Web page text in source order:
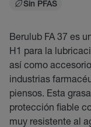
Sin PFAS
Berulub FA 37 es
H1 para la
así como
industrias
piensos. Esta
protección fiable
muy resistente al